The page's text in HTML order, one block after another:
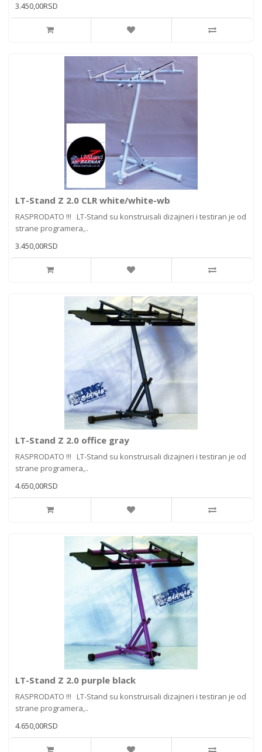
3.450,00RSD
LT-Stand Z 2.0 CLR white/white-wb
RASPRODATO !!! LT-Stand su konstruisali dizajneri i testiran je od
strane programera,..
3.450,00RSD
LT-Stand Z 2.0 office gray
RASPRODATO !!! LT-Stand su konstruisali dizajneri i testiran je od
strane programera,..
4.650,00RSD
LT-Stand Z 2.0 purple black
RASPRODATO !!! LT-Stand su konstruisali dizajneri i testiran je od
strane programera,..
4.650,00RSD